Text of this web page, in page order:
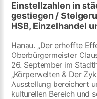
Einstellzahlen in
gestiegen /
HSB, Einzelhandel
Hanau. „Der erhoffte
Oberbürgermeister
26. September im
„Körperwelten & Der
Ausstellung bereichert
kulturellen Bereich und